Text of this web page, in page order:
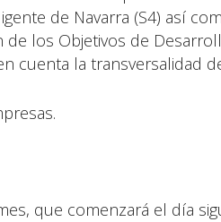
de Navarra (S4) así
los Objetivos de
cuenta la transversalidad
que comenzará el día